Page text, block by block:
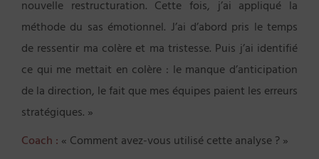
nouvelle restructuration. Cette fois, j’ai appliqué la
méthode du sas émotionnel. J’ai d’abord pris le temps
de ressentir ma colère et ma tristesse. Puis j’ai identifié
ce qui me mettait en colère : le manque d’anticipation
de la direction, le fait que mes équipes paient les erreurs
stratégiques. »
Coach : « Comment avez-vous utilisé cette analyse ? »